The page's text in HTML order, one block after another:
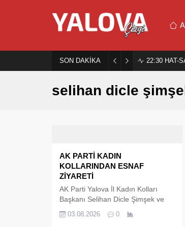
SON DAKİKA 22:30 HAT-
selihan dicle
AK PARTİ KADIN
KOLLARINDAN ESNAF
ZİYARETİ
AK Parti Yalova İl Kadın Kolları
Başkanı Selihan Dicle Şimşek ve
merkez Rüstempaşa Mahallesi
03.08.2026 0